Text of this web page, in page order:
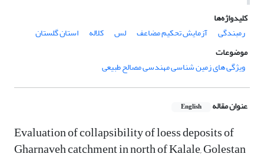
کلیدواژه‌ها
رمبندگی
آزمایش تحکیم مضاعف لس کلاله
استان گلستان
موضوعات
ویژگی های زمین شناسی مهندسی مصالح طبیعی
عنوان مقاله English
Evaluation of collapsibility of loess deposits of
Gharnaveh catchment in north of Kalale, Golestan